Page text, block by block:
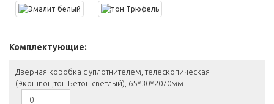
Комплектующие:
Дверная коробка с уплотнителем, телескопическая
(Экошпон,тон Бетон светлый), 65*30*2070мм